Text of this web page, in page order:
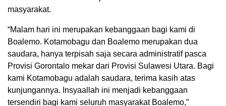
masyarakat.
“Malam hari ini merupakan kebanggaan bagi kami di
Boalemo. Kotamobagu dan Boalemo merupakan dua
saudara, hanya terpisah saja secara administratif pasca
Provisi Gorontalo mekar dari Provisi Sulawesi Utara. Bagi
kami Kotamobagu adalah saudara, terima kasih atas
kunjungannya. Insyaallah ini menjadi kebanggaan
tersendiri bagi kami seluruh masyarakat Boalemo,”